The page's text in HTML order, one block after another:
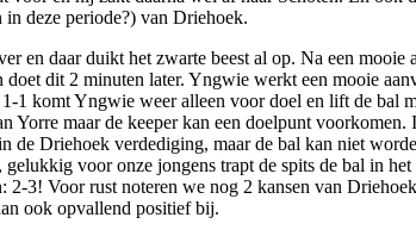
deze periode?) van Driehoek.
en daar duikt het zwarte beest al op. Na een
doet dit 2 minuten later. Yngwie werkt een mooie
1 komt Yngwie weer alleen voor doel en lift de
Yorre maar de keeper kan een doelpunt
de Driehoek verdediging, maar de bal kan niet
voor onze jongens trapt de spits de bal in
2-3! Voor rust noteren we nog 2 kansen van
ook opvallend positief bij.